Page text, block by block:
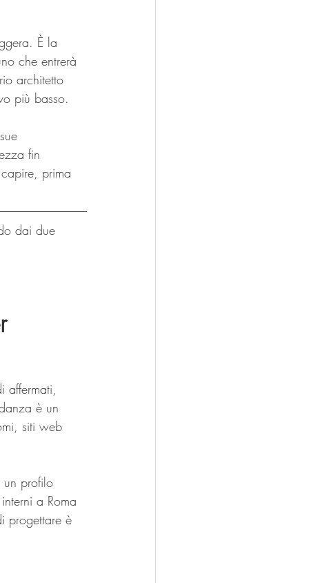
È la
che entrerà
architetto
più basso.
fin
prima
dai due
affermati,
è un
siti web
profilo
a Roma
progettare è